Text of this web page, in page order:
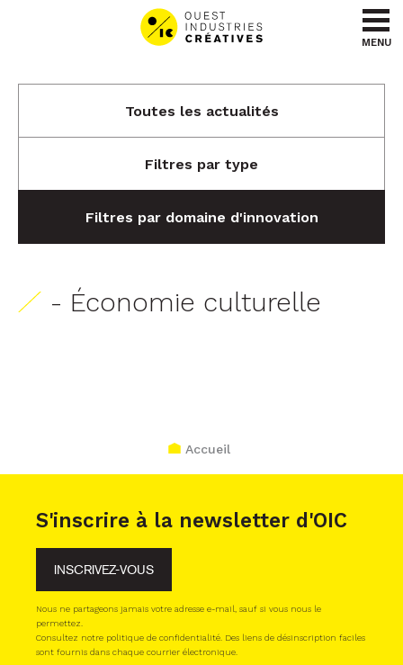
Aller au menu
Aller au contenu
MENU
Toutes les actualités
Filtres par type
Filtres par domaine d'innovation
- Économie culturelle
Accueil
S'inscrire à la newsletter d'OIC
INSCRIVEZ-VOUS
Nous ne partageons jamais votre adresse e-mail, sauf si vous nous le
permettez.
Consultez notre politique de confidentialité. Des liens de désinscription faciles
sont fournis dans chaque courrier électronique.